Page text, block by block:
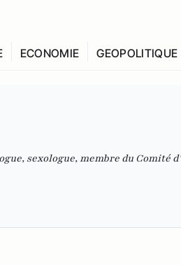
ECONOMIE GEOPOLITIQUE
sexologue, membre du Comité